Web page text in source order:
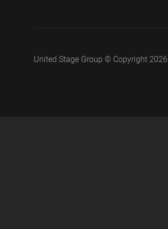
United Stage Group © Copyright 2026